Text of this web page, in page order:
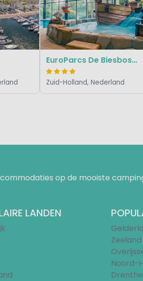
EuroParcs De Biesbosch
Zuid-Holland, Nederland
op de mooiste
LANDEN
Zeeland
Noord-
Drenthe